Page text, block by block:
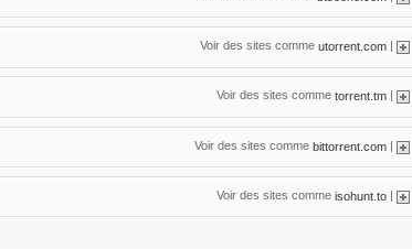
Voir des sites comme utorrent.com |
Voir des sites comme torrent.tm
Voir des sites comme bittorrent.com |
Voir des sites comme isohunt.to |